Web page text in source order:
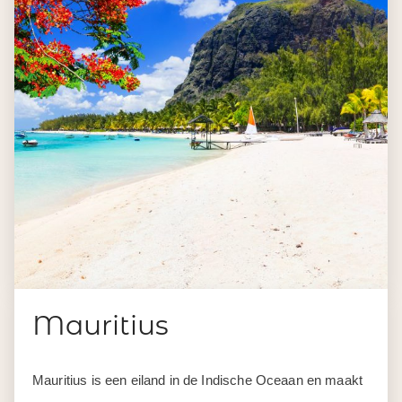
Mauritius
Mauritius is een eiland in de Indische Oceaan en maakt